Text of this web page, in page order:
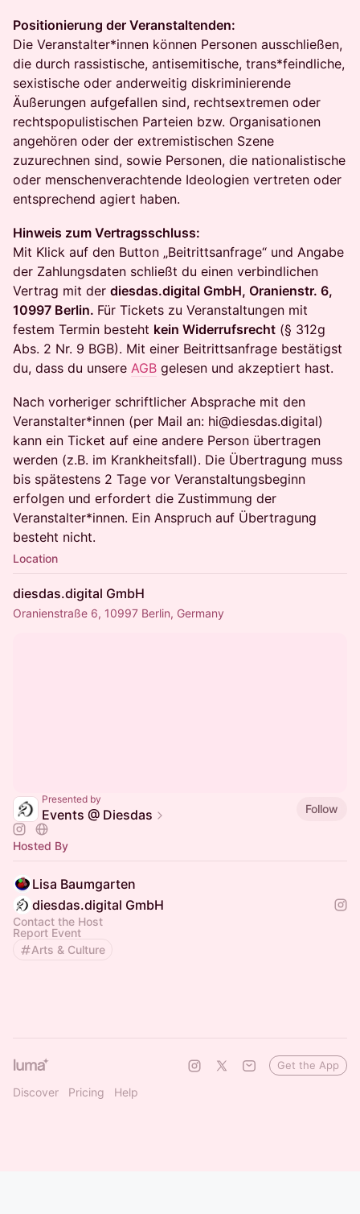
Positionierung der Veranstaltenden:
Die Veranstalter*innen können Personen ausschließen,
die durch rassistische, antisemitische, trans*feindliche,
sexistische oder anderweitig diskriminierende
Äußerungen aufgefallen sind, rechtsextremen oder
rechtspopulistischen Parteien bzw. Organisationen
angehören oder der extremistischen Szene
zuzurechnen sind, sowie Personen, die nationalistische
oder menschenverachtende Ideologien vertreten oder
entsprechend agiert haben.
Hinweis zum Vertragsschluss:
Mit Klick auf den Button „Beitrittsanfrage“ und Angabe
der Zahlungsdaten schließt du einen verbindlichen
Vertrag mit der diesdas.digital GmbH, Oranienstr. 6,
10997 Berlin. Für Tickets zu Veranstaltungen mit
festem Termin besteht kein Widerrufsrecht (§ 312g
Abs. 2 Nr. 9 BGB). Mit einer Beitrittsanfrage bestätigst
du, dass du unsere AGB gelesen und akzeptiert hast.
Nach vorheriger schriftlicher Absprache mit den
Veranstalter*innen (per Mail an: hi@diesdas.digital)
kann ein Ticket auf eine andere Person übertragen
werden (z.B. im Krankheitsfall). Die Übertragung muss
bis spätestens 2 Tage vor Veranstaltungsbeginn
erfolgen und erfordert die Zustimmung der
Veranstalter*innen. Ein Anspruch auf Übertragung
besteht nicht.
Location
diesdas.digital GmbH
Oranienstraße 6, 10997 Berlin, Germany
Presented by
Events @ Diesdas Follow
Hosted By
Lisa Baumgarten
diesdas.digital GmbH
Contact the Host
Report Event
Arts & Culture
Discover Pricing Help
Get the App